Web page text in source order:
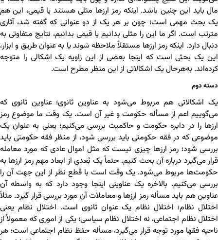
مال باید این چنین باشد. اینکه رمز ارزها مثلی هستند یا قیمی، این هم
یک بحث مهمی است؛ چون بر هر یک از دو عنوانی که گفته شد، آثاری
مترتب است. اگر ما این را مثلی بدانیم یا قیمی بدانیم، نتایج متفاوتی به
دنبال دارد. اینکه رمز ارزها مستقلاً ملاحظه شوند یا به عنوان طریق و ابزار،
این یک بحثی است که اینجا بعضی از این زاویه یک اشکالی را متوجه
کرده‌اند. به‌‌هرحال یک اشکالاتی از این منظر مطرح است.
دسته دوم
یک اشکالاتی هم مربوط می‌شود به عناوین ثانوی؛ عناوین ثانوی که
می‌گوییم اعم از مسأله حکومت و غیر آن است. یک وقت ما موضوع رمز
ارزها را در دایره حکومت و حاکمیت بررسی می‌کنیم؛ یعنی به عنوان یک
موضوعی که در فقه حکومتی باید بررسی شود، از منظر فقه حکومتی باید
بررسی شود؛ رمز ارزها چیزی نیست که مثل اموال عادی که مورد معامله
قرار می‌گیرد درباره آن بحث کنیم. حتماً یک بُعدی از ابعاد مهم رمز ارزها به
حکومت‌ها مربوط می‌شود. یک وقت است با قطع نظر از این جهت آن را
بررسی می‌کنیم. بالاخره یک عناوینی اینجا وجود دارد که به واسطه آن
عناوین هم باید مسأله رمز ارزها و معاملات آن مورد بررسی قرار گیرد. مثلاً
اختلال نظام؛ اختلال نظام یک عنوان ثانوی است. اختلال نظام یعنی
اختلال نظام اجتماعی، نه اختلال نظام سیاسی؛ یکی از اموری که معمولاً از
ناحیه فقها مورد توجه قرار می‌گیرد، مسأله حفظ نظام اجتماعی است؛ هر